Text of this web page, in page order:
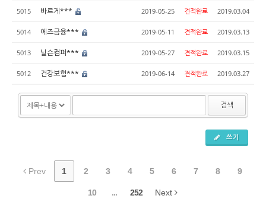
5015 바르게*** 2019-05-25 견적완료 2019.03.04
5014 에즈금융*** 2019-05-11 견적완료 2019.03.13
5013 닐슨컴퍼*** 2019-05-27 견적완료 2019.03.15
5012 건강보험*** 2019-06-14 견적완료 2019.03.27
검색
쓰기
Prev 1 2 3 4 5 6 7 8 9
10 ... 252 Next